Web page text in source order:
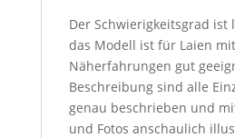
Der Schwierigkeitsgrad ist
das Modell ist für Laien
Näherfahrungen gut
Beschreibung sind alle
genau beschrieben und
und Fotos anschaulich